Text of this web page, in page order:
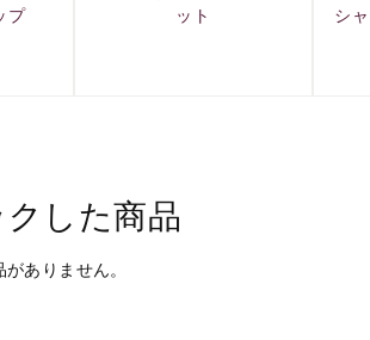
プ
ット
シ
した商品
ありません。